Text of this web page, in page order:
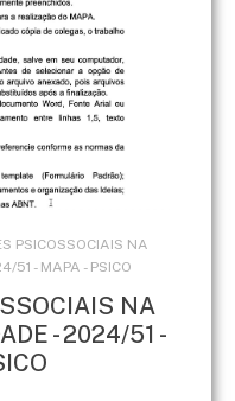
PSICOSSOCIAIS NA
51 - MAPA - PSICO
NA
- 2024/51 -